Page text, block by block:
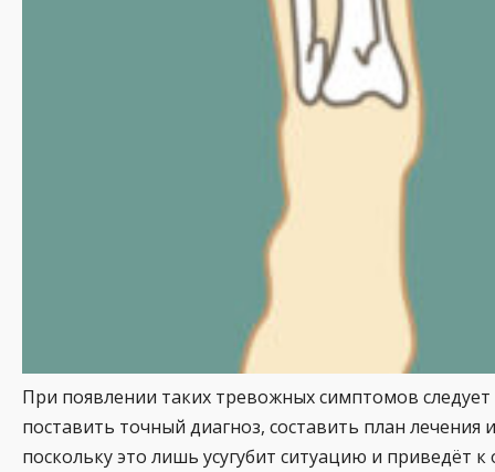
При появлении таких тревожных симптомов
поставить точный диагноз, составить план
поскольку это лишь усугубит ситуацию и приведёт